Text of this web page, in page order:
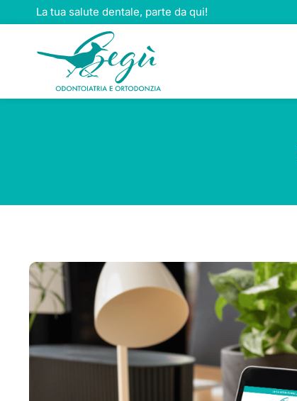
al
La tua salute dentale, parte da qui!